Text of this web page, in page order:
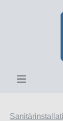
Zum